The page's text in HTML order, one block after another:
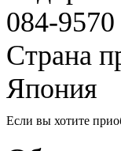
084-
Страна
Япония
Если вы хотите